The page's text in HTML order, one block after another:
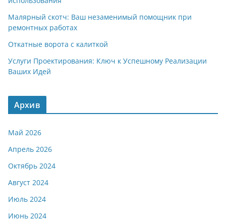
Малярный скотч: Ваш незаменимый помощник при
ремонтных работах
Откатные ворота с калиткой
Услуги Проектирования: Ключ к Успешному Реализации
Ваших Идей
Архив
Май 2026
Апрель 2026
Октябрь 2024
Август 2024
Июль 2024
Июнь 2024